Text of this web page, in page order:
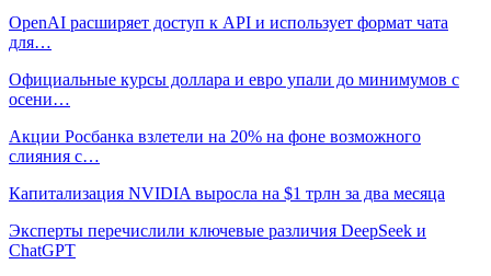
OpenAI расширяет доступ к API и использует формат чата
для…
Официальные курсы доллара и евро упали до минимумов с
осени…
Акции Росбанка взлетели на 20% на фоне возможного
слияния с…
Капитализация NVIDIA выросла на $1 трлн за два месяца
Эксперты перечислили ключевые различия DeepSeek и
ChatGPT